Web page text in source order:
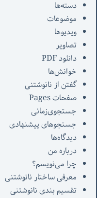
دسته‌ها
موضوعات
ویدیوها
تصاویر
دانلود PDF
خوانش‌ها
گفتن از نانوشتنی
صفحات Pages
جستجوی‌زمانی
جستجوهای پیشنهادی
دیدگاه‌ها
درباره من
چرا می‌نویسم؟
معرفی‌ ساختار نانوشتنی
تقسیم بندی نانوشتنی